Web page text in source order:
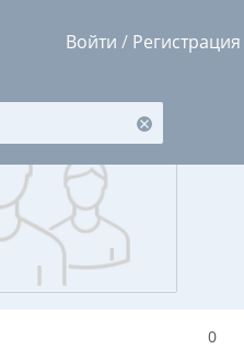
Войти / Регистрация
0